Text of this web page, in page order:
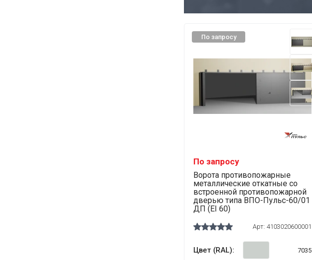
По запросу
По запросу
Ворота противопожарные
металлические откатные со
встроенной противопожарной
дверью типа ВПО-Пульс-60/01
ДП (EI 60)
Арт: 4103020600001
Цвет (RAL): 7035